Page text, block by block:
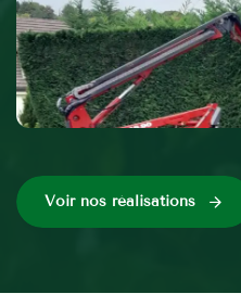
Voir nos réalisations